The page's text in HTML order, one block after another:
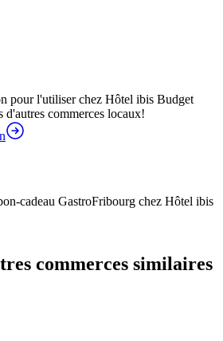
pour l'utiliser chez Hôtel ibis Budget
d'autres commerces locaux!
cadeau GastroFribourg chez Hôtel ibis
commerces similaires